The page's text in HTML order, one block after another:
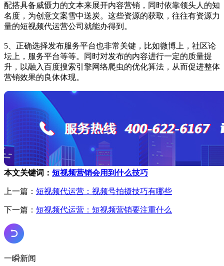
配搭具备威慑力的文本来展开内容营销，同时依靠领头人的知
名度，为创意文案雪中送炭。这些资源的获取，往往有资源力
量的短视频代运营公司就能办得到。
5、正确选择发布服务平台也非常关键，比如微博上，社区论
坛上，服务平台等等。同时对发布的内容进行一定的质量提
升，以融入百度搜索引擎网络爬虫的优化算法，从而促进整体
营销效果的良体体现。
本文关键词： 短视频营销会用到什么技巧
上一篇： 短视频代运营：视频号拍摄技巧有哪些
下一篇： 短视频代运营：短视频营销要注重什么
一瞬新闻